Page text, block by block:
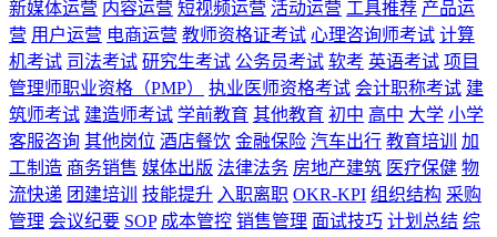
新媒体运营 内容运营 短视频运营 活动运营 工具推荐 产品运
营 用户运营 电商运营 教师资格证考试 心理咨询师考试 计算
机考试 司法考试 研究生考试 公务员考试 软考 英语考试 项目
管理师职业资格（PMP）
执业医师资格考试 会计职称考试 建
筑师考试 建造师考试 学前教育 其他教育 初中 高中 大学 小学
客服咨询 其他岗位 酒店餐饮 金融保险 汽车出行 教育培训
加
工制造 商务销售 媒体出版 法律法务 房地产建筑 医疗保健 物
流快递 团建培训 技能提升 入职离职 OKR-KPI 组织结构 采购
管理 会议纪要 SOP 成本管控 销售管理 面试技巧 计划总结 综